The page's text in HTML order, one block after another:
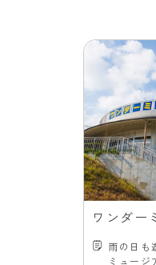
ワンダー
雨の日も
ミュージ